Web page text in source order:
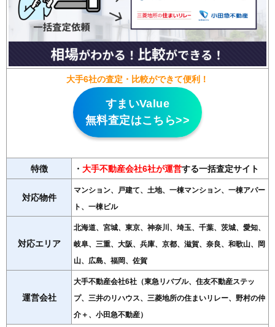
大手6社の査定・比較ができて便利！
すまいValue
無料査定はこちら>>
特徴 ・ 大手不動産会社6社が運営する一括査定サイト
対応物件
マンション、戸建て、土地、一棟マンション、一棟アパー
ト、一棟ビル
対応エリア
北海道、宮城、東京、神奈川、埼玉、千葉、茨城、愛知、
岐阜、三重、大阪、兵庫、京都、滋賀、奈良、和歌山、岡
山、広島、福岡、佐賀
運営会社
大手不動産会社6社（東急リバブル、住友不動産ステッ
プ、三井のリハウス、三菱地所の住まいリレー、野村の仲
介＋、小田急不動産）